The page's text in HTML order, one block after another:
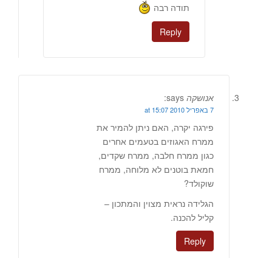
תודה רבה
Reply
אנושקה says:
7 באפריל 2010 at 15:07
פירגה יקרה, האם ניתן להמיר את
ממרח האגוזים בטעמים אחרים
כגון ממרח חלבה, ממרח שקדים,
חמאת בוטנים לא מלוחה, ממרח
שוקולד?
הגלידה נראית מצוין והמתכון –
קליל להכנה.
Reply